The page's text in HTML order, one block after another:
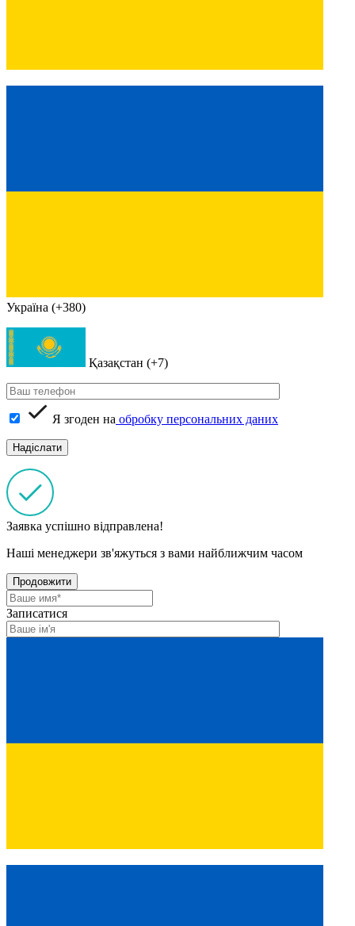
Україна (+380)
Қазақстан (+7)
Я згоден на обробку персональних даних
Заявка успішно відправлена!
Наші менеджери зв'яжуться з вами найближчим часом
Продовжити
Записатися